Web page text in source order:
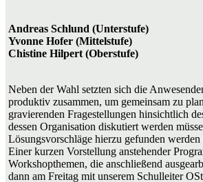
Andreas Schlund (Unterstufe)
Yvonne Hofer (Mittelstufe)
Chistine Hilpert (Oberstufe)
Neben der Wahl setzten sich die
produktiv zusammen, um gemeinsam zu
gravierenden Fragestellungen hinsichtlich
dessen Organisation diskutiert werden
Lösungsvorschläge hierzu gefunden werden
Einer kurzen Vorstellung anstehender
Workshopthemen, die anschließend
dann am Freitag mit unserem Schulleiter